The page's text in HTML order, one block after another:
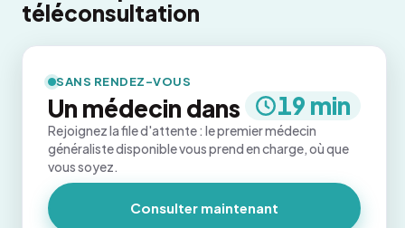
téléconsultation
SANS RENDEZ-VOUS
Un médecin dans 19 min
Rejoignez la file d'attente : le premier médecin
généraliste disponible vous prend en charge, où que
vous soyez.
Consulter maintenant